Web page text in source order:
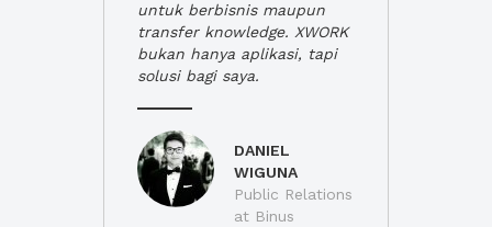
untuk berbisnis maupun
transfer knowledge. XWORK
bukan hanya aplikasi, tapi
solusi bagi saya.
DANIEL
WIGUNA
Public Relations
at Binus